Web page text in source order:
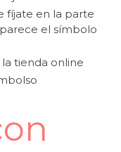
fíjate en la parte
el símbolo
tienda online